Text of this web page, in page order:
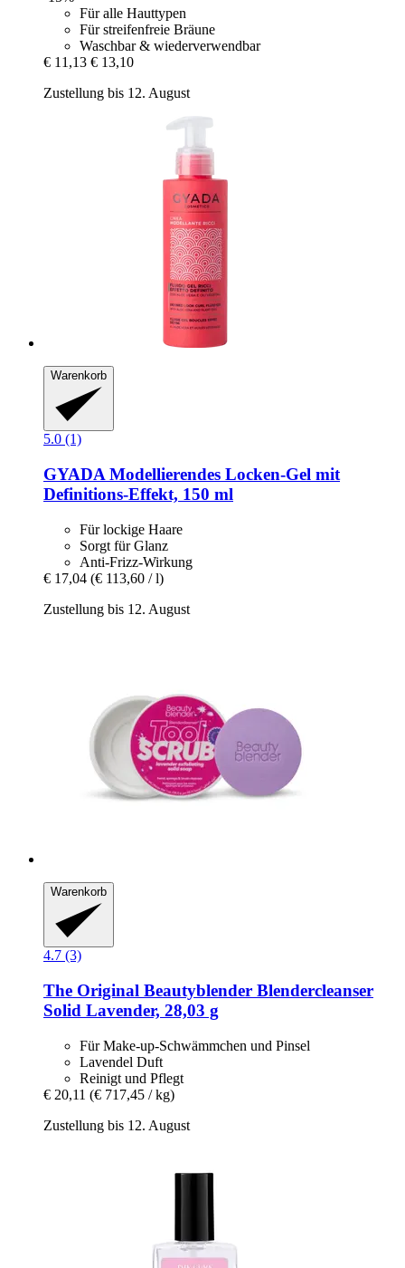
Für alle Hauttypen
Für streifenfreie Bräune
Waschbar & wiederverwendbar
€ 11,13 € 13,10
Zustellung bis 12. August
Warenkorb
5.0 (1)
GYADA Modellierendes Locken-​Gel mit
Definitions-​Effekt, 150 ml
Für lockige Haare
Sorgt für Glanz
Anti-Frizz-Wirkung
€ 17,04 (€ 113,60 / l)
Zustellung bis 12. August
Warenkorb
4.7 (3)
The Original Beautyblender Blendercleanser
Solid Lavender, 28,03 g
Für Make-up-Schwämmchen und Pinsel
Lavendel Duft
Reinigt und Pflegt
€ 20,11 (€ 717,45 / kg)
Zustellung bis 12. August